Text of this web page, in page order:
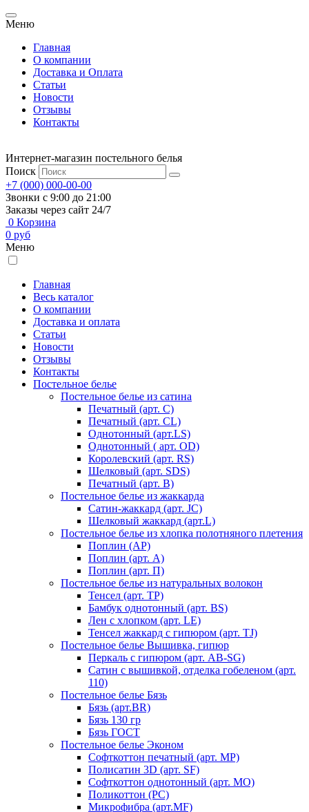
Меню
Главная
О компании
Доставка и Оплата
Статьи
Новости
Отзывы
Контакты
Интернет-магазин постельного белья
Поиск
+7 (000) 000-00-00
Звонки с 9:00 до 21:00
Заказы через сайт 24/7
0 Корзина
0 руб
Меню
Главная
Весь каталог
О компании
Доставка и оплата
Статьи
Новости
Отзывы
Контакты
Постельное белье
Постельное белье из сатина
Печатный (арт. С)
Печатный (арт. СL)
Однотонный (арт.LS)
Однотонный ( арт. OD)
Королевский (арт. RS)
Шелковый (арт. SDS)
Печатный (арт. В)
Постельное белье из жаккарда
Сатин-жаккард (арт. JC)
Шелковый жаккард (арт.L)
Постельное белье из хлопка полотняного плетения
Поплин (AP)
Поплин (арт. А)
Поплин (арт. П)
Постельное белье из натуральных волокон
Тенсел (арт. ТР)
Бамбук однотонный (арт. BS)
Лен с хлопком (арт. LE)
Тенсел жаккард с гипюром (арт. TJ)
Постельное белье Вышивка, гипюр
Перкаль с гипюром (арт. AB-SG)
Сатин с вышивкой, отделка гобеленом (арт.
110)
Постельное белье Бязь
Бязь (арт.BR)
Бязь 130 гр
Бязь ГОСТ
Постельное белье Эконом
Софткоттон печатный (арт. MР)
Полисатин 3D (арт. SF)
Софткоттон однотонный (арт. MO)
Поликоттон (PC)
Микрофибра (арт.MF)